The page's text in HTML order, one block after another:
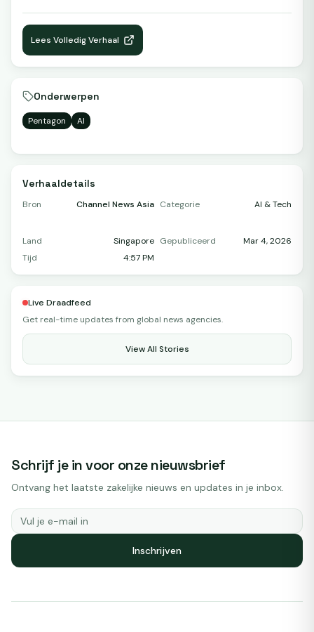
Lees Volledig Verhaal
Onderwerpen
Pentagon AI
Verhaaldetails
Bron Channel News Asia Categorie AI & Tech
Land Singapore Gepubliceerd
Mar 4, 2026
Tijd
4:57 PM
Live Draadfeed
Get real-time updates from global news agencies.
View All Stories
Schrijf je in voor onze nieuwsbrief
Ontvang het laatste zakelijke nieuws en updates in je inbox.
Inschrijven